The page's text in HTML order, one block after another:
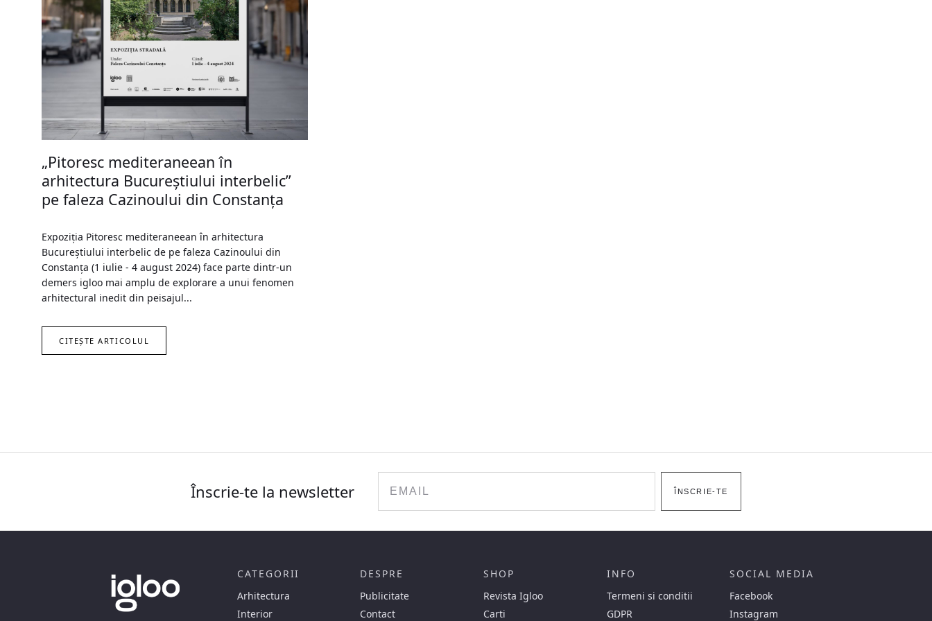
„Pitoresc mediteraneean în
arhitectura Bucureștiului interbelic”
pe faleza Cazinoului din Constanța
Expoziția Pitoresc mediteraneean în arhitectura
Bucureștiului interbelic de pe faleza Cazinoului din
Constanța (1 iulie - 4 august 2024) face parte dintr-un
demers igloo mai amplu de explorare a unui fenomen
arhitectural inedit din peisajul...
CITEȘTE ARTICOLUL
Înscrie-te la newsletter ÎNSCRIE-TE
CATEGORII
Arhitectura
Interior
DESPRE
Publicitate
Contact
SHOP
Revista Igloo
Carti
INFO
Termeni si conditii
GDPR
SOCIAL MEDIA
Facebook
Instagram